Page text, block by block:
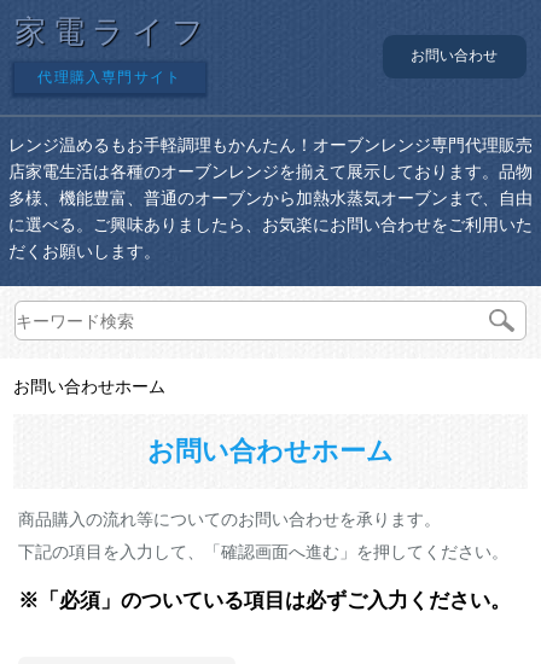
家電ライフ
代理購入専門サイト
お問い合わせ
レンジ温めるもお手軽調理もかんたん！オーブンレンジ専門代理販売
店家電生活は各種のオーブンレンジを揃えて展示しております。品物
多様、機能豊富、普通のオーブンから加熱水蒸気オーブンまで、自由
に選べる。ご興味ありましたら、お気楽にお問い合わせをご利用いた
だくお願いします。
お問い合わせホーム
お問い合わせホーム
商品購入の流れ等についてのお問い合わせを承ります。
下記の項目を入力して、「確認画面へ進む」を押してください。
※「必須」のついている項目は必ずご入力ください。